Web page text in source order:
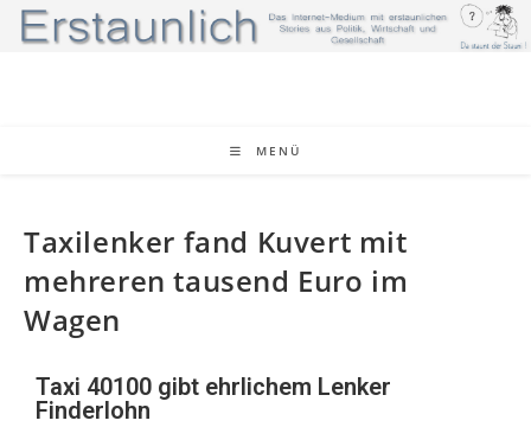
MENÜ
Taxilenker fand Kuvert mit
mehreren tausend Euro im
Wagen
Taxi 40100 gibt ehrlichem Lenker
Finderlohn